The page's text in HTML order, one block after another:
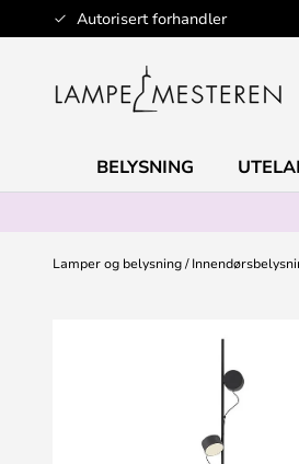
Autorisert forhandler
Hopp
til
BELYSNING
Lamper og belysning